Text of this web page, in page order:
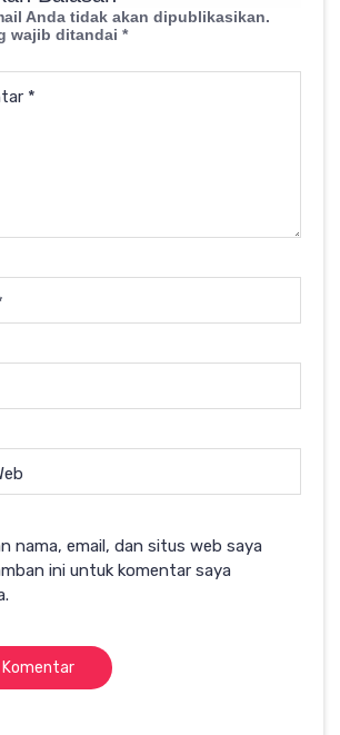
Anda tidak akan dipublikasikan.
wajib ditandai *
*
nama, email, dan situs web saya
ini untuk komentar saya